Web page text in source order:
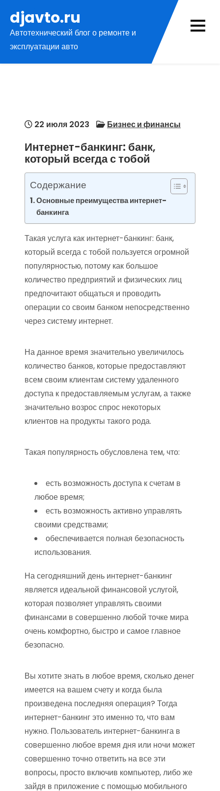
содержимому
djavto.ru
Автотехнический блог о ремонте и
эксплуатации авто
22 июля 2023 Бизнес и финансы
Интернет-банкинг: банк,
который всегда с тобой
Содержание
Основные преимущества интернет-
банкинга
Такая услуга как интернет-банкинг: банк,
который всегда с тобой пользуется огромной
популярностью, потому как большое
количество предприятий и физических лиц
предпочитают общаться и проводить
операции со своим банком непосредственно
через систему интернет.
На данное время значительно увеличилось
количество банков, которые предоставляют
всем своим клиентам систему удаленного
доступа к предоставляемым услугам, а также
значительно возрос спрос некоторых
клиентов на продукты такого рода.
Такая популярность обусловлена тем, что:
есть возможность доступа к счетам в
любое время;
есть возможность активно управлять
своими средствами;
обеспечивается полная безопасность
использования.
На сегодняшний день интернет-банкинг
является идеальной финансовой услугой,
которая позволяет управлять своими
финансами в совершенно любой точке мира
очень комфортно, быстро и самое главное
безопасно.
Вы хотите знать в любое время, сколько денег
имеется на вашем счету и когда была
произведена последняя операция? Тогда
интернет-банкинг это именно то, что вам
нужно. Пользователь интернет-банкинга в
совершенно любое время дня или ночи может
совершенно точно ответить на все эти
вопросы, просто включив компьютер, либо же
зайдя в приложение с помощью мобильного